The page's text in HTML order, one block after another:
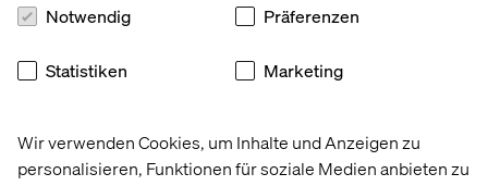
Wir verwenden Cookies, um Inhalte und Anzeigen zu
personalisieren, Funktionen für soziale Medien anbieten zu
Notwendig Präferenzen
Statistiken Marketing